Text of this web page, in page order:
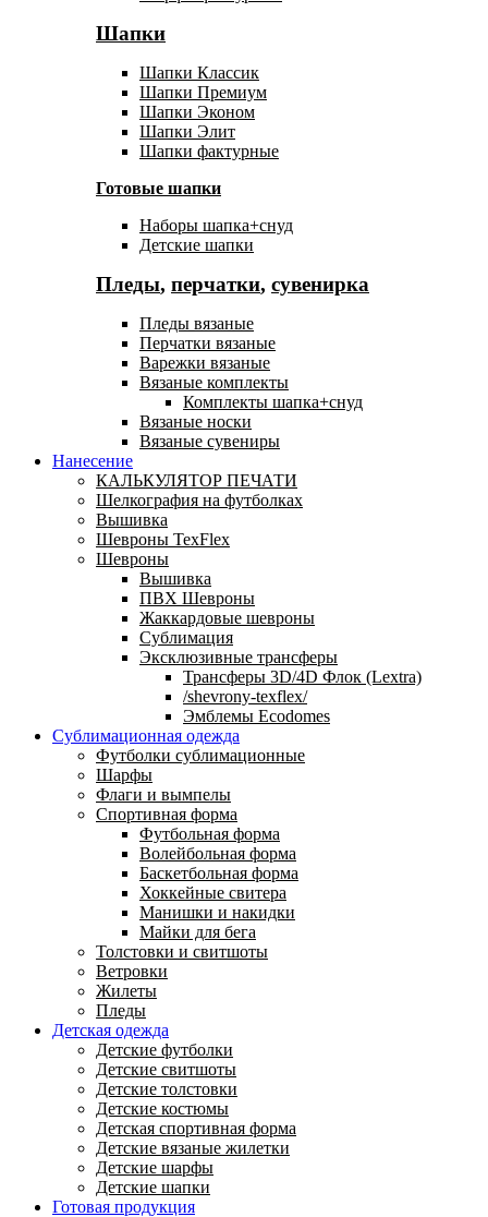
Шапки
Шапки Классик
Шапки Премиум
Шапки Эконом
Шапки Элит
Шапки фактурные
Готовые шапки
Наборы шапка+снуд
Детские шапки
Пледы, перчатки, сувенирка
Пледы вязаные
Перчатки вязаные
Варежки вязаные
Вязаные комплекты
Комплекты шапка+снуд
Вязаные носки
Вязаные сувениры
Нанесение
КАЛЬКУЛЯТОР ПЕЧАТИ
Шелкография на футболках
Вышивка
Шевроны TexFlex
Шевроны
Вышивка
ПВХ Шевроны
Жаккардовые шевроны
Сублимация
Эксклюзивные трансферы
Трансферы 3D/4D Флок (Lextra)
/shevrony-texflex/
Эмблемы Ecodomes
Сублимационная одежда
Футболки сублимационные
Шарфы
Флаги и вымпелы
Спортивная форма
Футбольная форма
Волейбольная форма
Баскетбольная форма
Хоккейные свитера
Манишки и накидки
Майки для бега
Толстовки и свитшоты
Ветровки
Жилеты
Пледы
Детская одежда
Детские футболки
Детские свитшоты
Детские толстовки
Детские костюмы
Детская спортивная форма
Детские вязаные жилетки
Детские шарфы
Детские шапки
Готовая продукция